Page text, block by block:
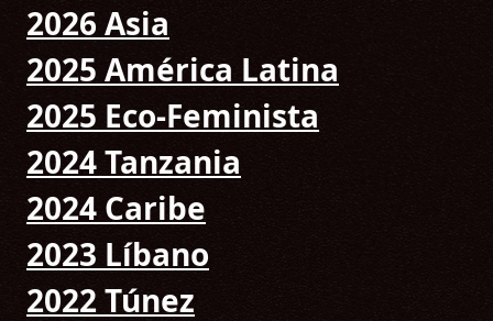
2026 Asia
2025 América Latina
2025 Eco-Feminista
2024 Tanzania
2024 Caribe
2023 Líbano
2022 Túnez